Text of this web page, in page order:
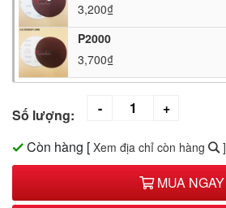
3,200₫
P2000
3,700₫
Số lượng:
Còn hàng [ Xem địa chỉ còn hàng ]
MUA NGAY